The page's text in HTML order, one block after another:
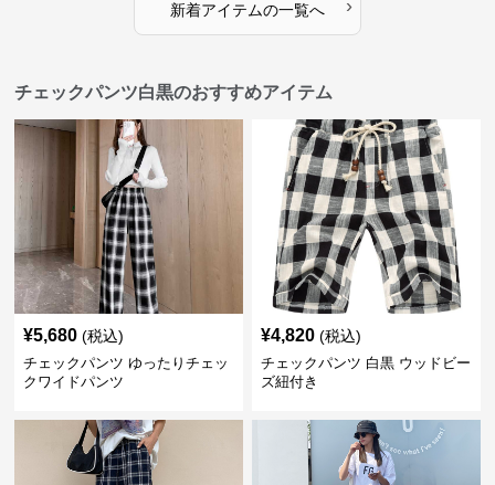
新着アイテムの一覧へ ›
チェックパンツ白黒のおすすめアイテム
¥5,680 (税込)
チェックパンツ ゆったりチェッ
クワイドパンツ
¥4,820 (税込)
チェックパンツ 白黒 ウッドビー
ズ紐付き